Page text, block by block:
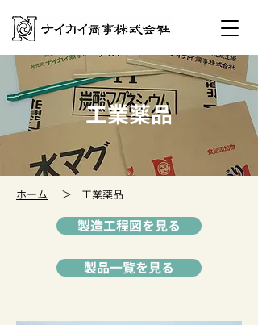
工業薬品
ホーム ＞ 工業薬品
製造工程図を見る
製品一覧を見る